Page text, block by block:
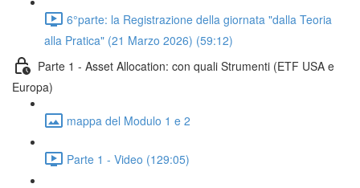
6°parte: la Registrazione della giornata "dalla Teoria
alla Pratica" (21 Marzo 2026) (59:12)
Parte 1 - Asset Allocation: con quali Strumenti (ETF USA e
Europa)
mappa del Modulo 1 e 2
Parte 1 - Video (129:05)